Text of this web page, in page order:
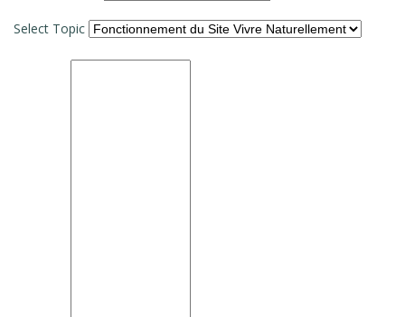
Select Topic